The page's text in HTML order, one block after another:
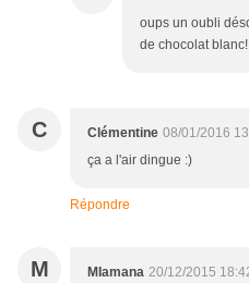
oups un oubli
de chocolat
C Clémentine 08/01/2016
ça a l'air dingue :)
Répondre
M MIamana 20/12/2015